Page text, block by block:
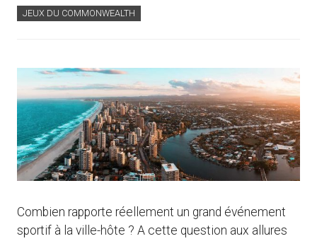
JEUX DU COMMONWEALTH
Combien rapporte réellement un grand événement
sportif à la ville-hôte ? A cette question aux allures